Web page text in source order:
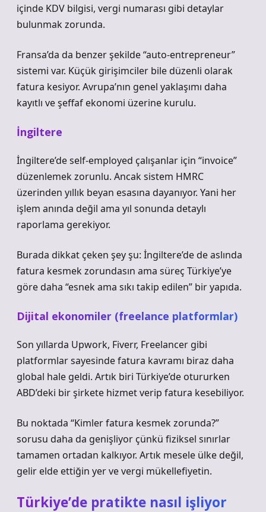
içinde KDV bilgisi, vergi numarası gibi detaylar
bulunmak zorunda.
Fransa’da da benzer şekilde “auto-entrepreneur”
sistemi var. Küçük girişimciler bile düzenli olarak
fatura kesiyor. Avrupa’nın genel yaklaşımı daha
kayıtlı ve şeffaf ekonomi üzerine kurulu.
İngiltere
İngiltere’de self-employed çalışanlar için “invoice”
düzenlemek zorunlu. Ancak sistem HMRC
üzerinden yıllık beyan esasına dayanıyor. Yani her
işlem anında değil ama yıl sonunda detaylı
raporlama gerekiyor.
Burada dikkat çeken şey şu: İngiltere’de de aslında
fatura kesmek zorundasın ama süreç Türkiye’ye
göre daha “esnek ama sıkı takip edilen” bir yapıda.
Dijital ekonomiler (freelance platformlar)
Son yıllarda Upwork, Fiverr, Freelancer gibi
platformlar sayesinde fatura kavramı biraz daha
global hale geldi. Artık biri Türkiye’de otururken
ABD’deki bir şirkete hizmet verip fatura kesebiliyor.
Bu noktada “Kimler fatura kesmek zorunda?”
sorusu daha da genişliyor çünkü fiziksel sınırlar
tamamen ortadan kalkıyor. Artık mesele ülke değil,
gelir elde ettiğin yer ve vergi mükellefiyetin.
Türkiye’de pratikte nasıl işliyor